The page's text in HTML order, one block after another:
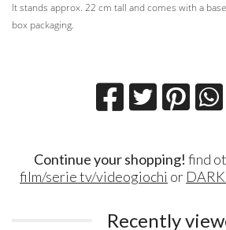
It stands approx. 22 cm tall and comes with a
box packaging.
Continue your shopping! find
film/serie tv/videogiochi or
Recently